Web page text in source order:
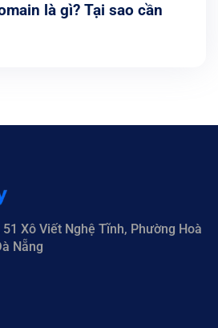
là gì? Tại sao cần
Xô Viết Nghệ Tĩnh, Phường Hoà
Nẵng